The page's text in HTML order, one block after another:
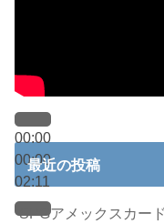
00:00
00:00
02:11
最近の投稿
SPGアメックスカー